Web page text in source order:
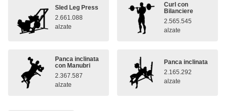
Sled Leg Press
2.661.088
alzate
Curl con
Bilanciere
2.565.545
alzate
Panca inclinata
con Manubri
2.367.587
alzate
Panca inclinata
2.165.292
alzate